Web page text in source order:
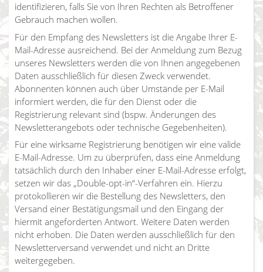
identifizieren, falls Sie von Ihren Rechten als Betroffener
Gebrauch machen wollen.
Für den Empfang des Newsletters ist die Angabe Ihrer E-
Mail-Adresse ausreichend. Bei der Anmeldung zum Bezug
unseres Newsletters werden die von Ihnen angegebenen
Daten ausschließlich für diesen Zweck verwendet.
Abonnenten können auch über Umstände per E-Mail
informiert werden, die für den Dienst oder die
Registrierung relevant sind (bspw. Änderungen des
Newsletterangebots oder technische Gegebenheiten).
Für eine wirksame Registrierung benötigen wir eine valide
E-Mail-Adresse. Um zu überprüfen, dass eine Anmeldung
tatsächlich durch den Inhaber einer E-Mail-Adresse erfolgt,
setzen wir das „Double-opt-in“-Verfahren ein. Hierzu
protokollieren wir die Bestellung des Newsletters, den
Versand einer Bestätigungsmail und den Eingang der
hiermit angeforderten Antwort. Weitere Daten werden
nicht erhoben. Die Daten werden ausschließlich für den
Newsletterversand verwendet und nicht an Dritte
weitergegeben.